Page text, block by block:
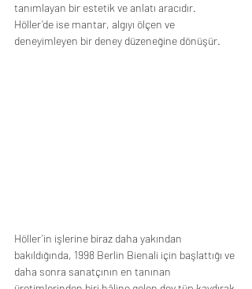
tanımlayan bir estetik ve anlatı aracıdır.
Höller’de ise mantar, algıyı ölçen ve
deneyimleyen bir deney düzeneğine dönüşür.
Höller’in işlerine biraz daha yakından
bakıldığında, 1998 Berlin Bienali için başlattığı ve
daha sonra sanatçının en tanınan